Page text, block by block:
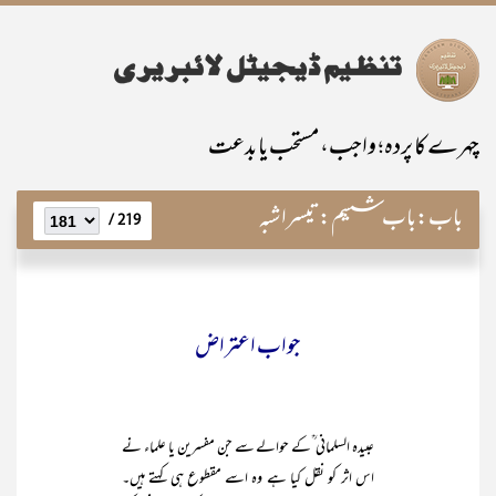
چہرے کا پردہ؛ واجب، مستحب یا بدعت
باب:باب ششم:تیسرا شبہ 219 /
جواب اعتراض
عبیدہ السلمانی ؒکے حوالے سے جن مفسرین یا علماء نے
اس اثر کو نقل کیا ہے وہ اسے مقطوع ہی کہتے ہیں۔